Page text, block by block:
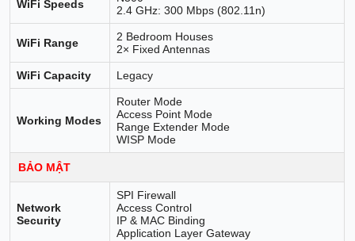
WiFi Speeds
2.4 GHz: 300 Mbps (802.11n)
WiFi Range
2 Bedroom Houses
2× Fixed Antennas
WiFi Capacity Legacy
Working Modes
Router Mode
Access Point Mode
Range Extender Mode
WISP Mode
BẢO MẬT
Network
Security
SPI Firewall
Access Control
IP & MAC Binding
Application Layer Gateway